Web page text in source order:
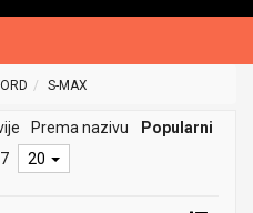
S-MAX
Prema nazivu
Popularni
20